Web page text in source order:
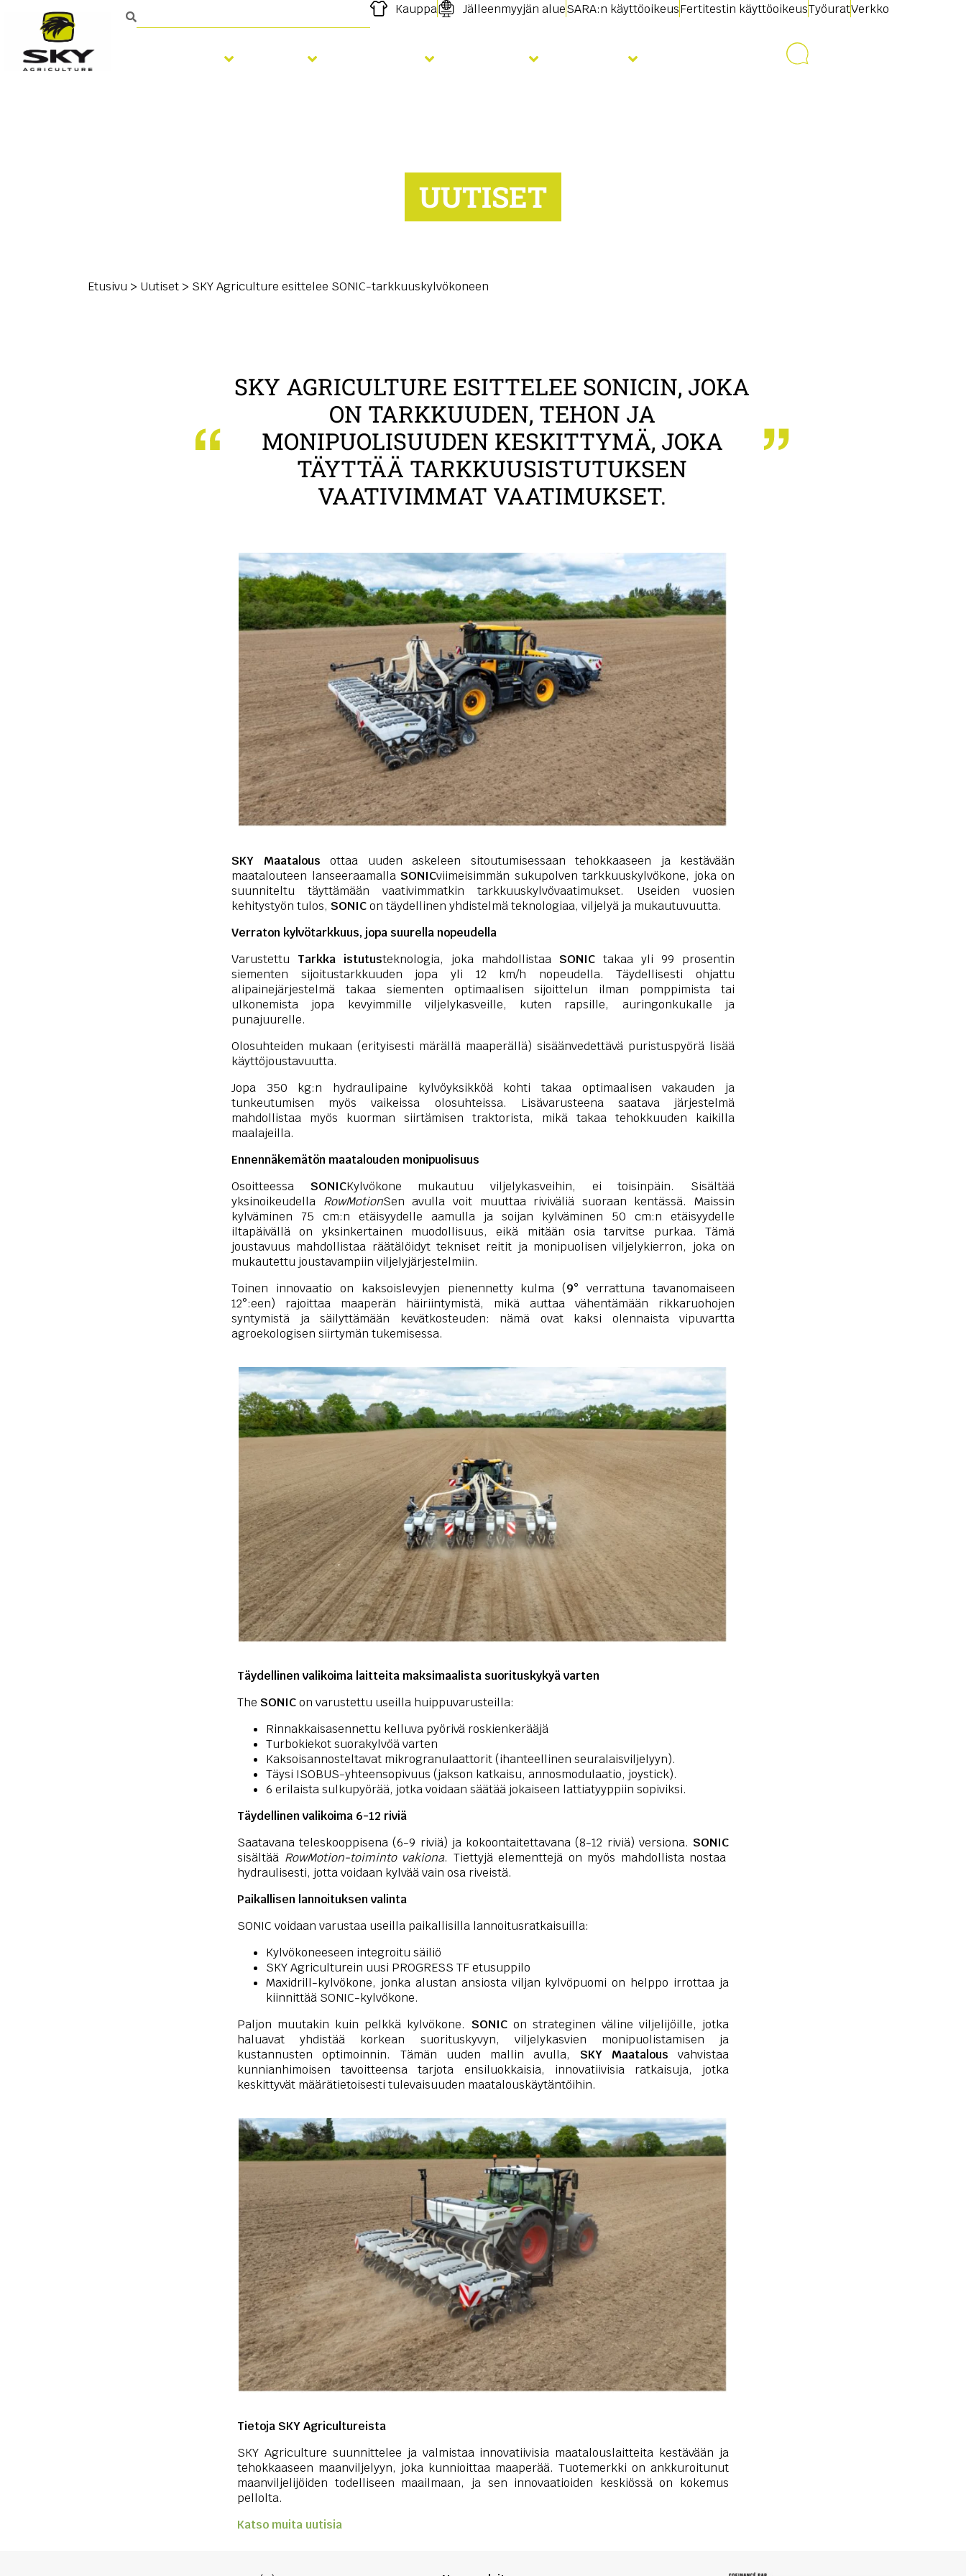
Kauppa Jälleenmyyjän alueSARA:n käyttöoikeusFertitestin käyttöoikeusTyöuratVerkko
UUTISET
Etusivu > Uutiset > SKY Agriculture esittelee SONIC-tarkkuuskylvökoneen
SKY AGRICULTURE ESITTELEE SONICIN, JOKA
ON TARKKUUDEN, TEHON JA
MONIPUOLISUUDEN KESKITTYMÄ, JOKA
TÄYTTÄÄ TARKKUUSISTUTUKSEN
VAATIVIMMAT VAATIMUKSET.
SKY Maatalous ottaa uuden askeleen sitoutumisessaan tehokkaaseen ja kestävään
maatalouteen lanseeraamalla SONICviimeisimmän sukupolven tarkkuuskylvökone, joka on
suunniteltu täyttämään vaativimmatkin tarkkuuskylvövaatimukset. Useiden vuosien
kehitystyön tulos, SONICon täydellinen yhdistelmä teknologiaa, viljelyä ja mukautuvuutta.
Verraton kylvötarkkuus, jopa suurella nopeudella
Varustettu Tarkka istutusteknologia, joka mahdollistaa SONIC takaa yli 99 prosentin
siementen sijoitustarkkuuden jopa yli 12 km/h nopeudella. Täydellisesti ohjattu
alipainejärjestelmä takaa siementen optimaalisen sijoittelun ilman pomppimista tai
ulkonemista jopa kevyimmille viljelykasveille, kuten rapsille, auringonkukalle ja
punajuurelle.
Olosuhteiden mukaan (erityisesti märällä maaperällä) sisäänvedettävä puristuspyörä lisää
käyttöjoustavuutta.
Jopa 350 kg:n hydraulipaine kylvöyksikköä kohti takaa optimaalisen vakauden ja
tunkeutumisen myös vaikeissa olosuhteissa. Lisävarusteena saatava järjestelmä
mahdollistaa myös kuorman siirtämisen traktorista, mikä takaa tehokkuuden kaikilla
maalajeilla.
Ennennäkemätön maatalouden monipuolisuus
Osoitteessa SONICKylvökone mukautuu viljelykasveihin, ei toisinpäin. Sisältää
yksinoikeudella RowMotionSen avulla voit muuttaa riviväliä suoraan kentässä. Maissin
kylväminen 75 cm:n etäisyydelle aamulla ja soijan kylväminen 50 cm:n etäisyydelle
iltapäivällä on yksinkertainen muodollisuus, eikä mitään osia tarvitse purkaa. Tämä
joustavuus mahdollistaa räätälöidyt tekniset reitit ja monipuolisen viljelykierron, joka on
mukautettu joustavampiin viljelyjärjestelmiin.
Toinen innovaatio on kaksoislevyjen pienennetty kulma (9° verrattuna tavanomaiseen
12°:een) rajoittaa maaperän häiriintymistä, mikä auttaa vähentämään rikkaruohojen
syntymistä ja säilyttämään kevätkosteuden: nämä ovat kaksi olennaista vipuvartta
agroekologisen siirtymän tukemisessa.
Täydellinen valikoima laitteita maksimaalista suorituskykyä varten
The SONICon varustettu useilla huippuvarusteilla:
Rinnakkaisasennettu kelluva pyörivä roskienkerääjä
Turbokiekot suorakylvöä varten
Kaksoisannosteltavat mikrogranulaattorit (ihanteellinen seuralaisviljelyyn).
Täysi ISOBUS-yhteensopivuus (jakson katkaisu, annosmodulaatio, joystick).
6 erilaista sulkupyörää, jotka voidaan säätää jokaiseen lattiatyyppiin sopiviksi.
Täydellinen valikoima 6-12 riviä
Saatavana teleskooppisena (6-9 riviä) ja kokoontaitettavana (8-12 riviä) versiona. SONIC
sisältää RowMotion-toiminto vakiona. Tiettyjä elementtejä on myös mahdollista nostaa
hydraulisesti, jotta voidaan kylvää vain osa riveistä.
Paikallisen lannoituksen valinta
SONIC voidaan varustaa useilla paikallisilla lannoitusratkaisuilla:
Kylvökoneeseen integroitu säiliö
SKY Agriculturein uusi PROGRESS TF etusuppilo
Maxidrill-kylvökone, jonka alustan ansiosta viljan kylvöpuomi on helppo irrottaa ja
kiinnittää SONIC-kylvökone.
Paljon muutakin kuin pelkkä kylvökone. SONICon strateginen väline viljelijöille, jotka
haluavat yhdistää korkean suorituskyvyn, viljelykasvien monipuolistamisen ja
kustannusten optimoinnin. Tämän uuden mallin avulla, SKY Maatalous vahvistaa
kunnianhimoisen tavoitteensa tarjota ensiluokkaisia, innovatiivisia ratkaisuja, jotka
keskittyvät määrätietoisesti tulevaisuuden maatalouskäytäntöihin.
Tietoja SKY Agricultureista
SKY Agriculture suunnittelee ja valmistaa innovatiivisia maatalouslaitteita kestävään ja
tehokkaaseen maanviljelyyn, joka kunnioittaa maaperää. Tuotemerkki on ankkuroitunut
maanviljelijöiden todelliseen maailmaan, ja sen innovaatioiden keskiössä on kokemus
pellolta.
Katso muita uutisia